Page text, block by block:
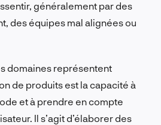
généralement par des
des équipes mal alignées ou
domaines représentent
de produits est la capacité à
et à prendre en compte
Il s’agit d’élaborer des